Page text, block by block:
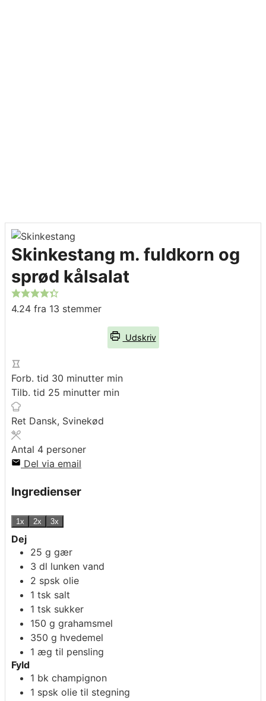
Skinkestang m. fuldkorn og
sprød kålsalat
4.24 fra 13 stemmer
Udskriv
Forb. tid 30 minutter min
Tilb. tid 25 minutter min
Ret Dansk, Svinekød
Antal 4 personer
Del via email
Ingredienser
1x 2x 3x
Dej
25 g gær
3 dl lunken vand
2 spsk olie
1 tsk salt
1 tsk sukker
150 g grahamsmel
350 g hvedemel
1 æg til pensling
Fyld
1 bk champignon
1 spsk olie til stegning